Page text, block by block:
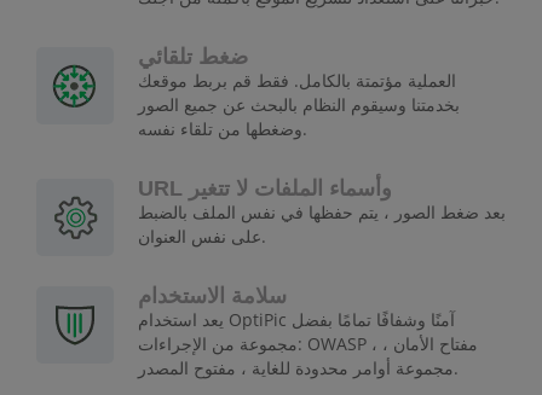
ضغط تلقائي
العملية مؤتمتة بالكامل. فقط قم بربط موقعك
بخدمتنا وسيقوم النظام بالبحث عن جميع الصور
وضغطها من تلقاء نفسه.
URL وأسماء الملفات لا تتغير
بعد ضغط الصور ، يتم حفظها في نفس الملف بالضبط
على نفس العنوان.
سلامة الاستخدام
يعد استخدام OptiPic آمنًا وشفافًا تمامًا بفضل
مجموعة من الإجراءات: OWASP ، مفتاح الأمان ،
مجموعة أوامر محدودة للغاية ، مفتوح المصدر.